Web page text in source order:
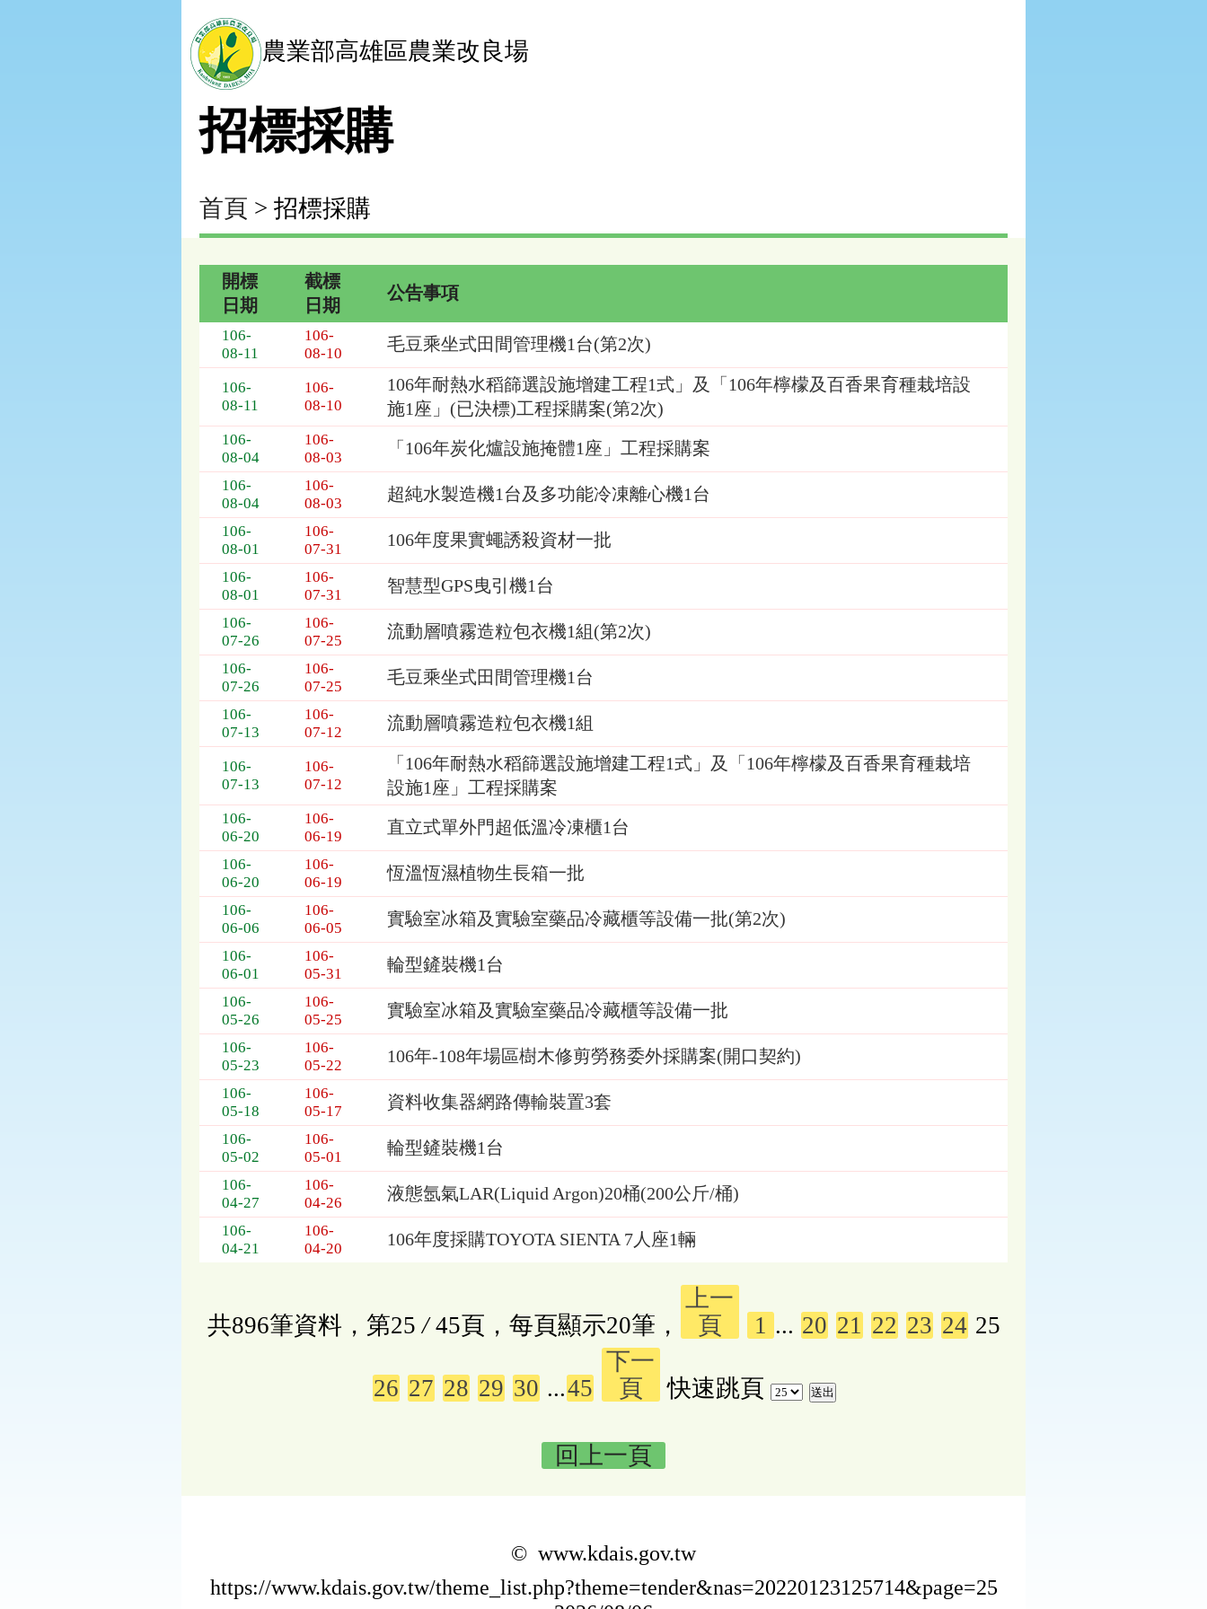
農業部高雄區農業改良場
招標採購
首頁 > 招標採購
採
表，
為：
期、
截
期、
項
開標
日期
截標
日期
公告事項
106-
08-11
106-
08-10
毛豆乘坐式田間管理機1台(第2次)
106-
08-11
106-
08-10
106年耐熱水稻篩選設施增建工程1式」及「106年檸檬及百香果育種栽培設
施1座」(已決標)工程採購案(第2次)
106-
08-04
106-
08-03
「106年炭化爐設施掩體1座」工程採購案
106-
08-04
106-
08-03
超純水製造機1台及多功能冷凍離心機1台
106-
08-01
106-
07-31
106年度果實蠅誘殺資材一批
106-
08-01
106-
07-31
智慧型GPS曳引機1台
106-
07-26
106-
07-25
流動層噴霧造粒包衣機1組(第2次)
106-
07-26
106-
07-25
毛豆乘坐式田間管理機1台
106-
07-13
106-
07-12
流動層噴霧造粒包衣機1組
106-
07-13
106-
07-12
「106年耐熱水稻篩選設施增建工程1式」及「106年檸檬及百香果育種栽培
設施1座」工程採購案
106-
06-20
106-
06-19
直立式單外門超低溫冷凍櫃1台
106-
06-20
106-
06-19
恆溫恆濕植物生長箱一批
106-
06-06
106-
06-05
實驗室冰箱及實驗室藥品冷藏櫃等設備一批(第2次)
106-
06-01
106-
05-31
輪型鏟裝機1台
106-
05-26
106-
05-25
實驗室冰箱及實驗室藥品冷藏櫃等設備一批
106-
05-23
106-
05-22
106年-108年場區樹木修剪勞務委外採購案(開口契約)
106-
05-18
106-
05-17
資料收集器網路傳輸裝置3套
106-
05-02
106-
05-01
輪型鏟裝機1台
106-
04-27
106-
04-26
液態氬氣LAR(Liquid Argon)20桶(200公斤/桶)
106-
04-21
106-
04-20
106年度採購TOYOTA SIENTA 7人座1輛
共896筆資料，第25 /45頁，每頁顯示20筆，
上一
頁
1 ... 20 21 22 23 24 25
26 27 28 29 30 ...45
下一
頁
快速跳頁
回上一頁
© www.kdais.gov.tw
https://www.kdais.gov.tw/theme_list.php?theme=tender&nas=20220123125714&page=25